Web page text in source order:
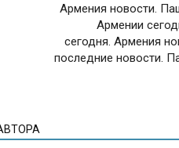
Армения новости.
Армении
сегодня. Армения
последние новости.